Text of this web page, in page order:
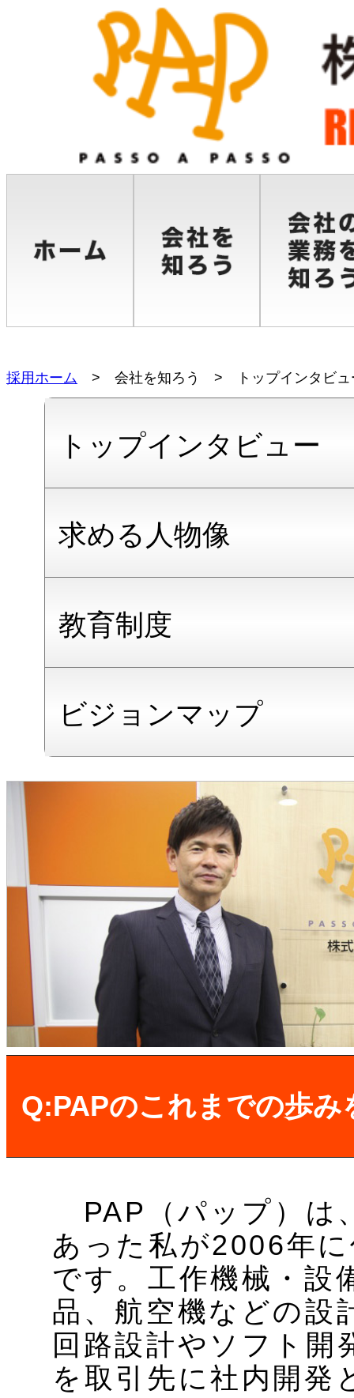
採用ホーム > 会社を知ろう > トップインタビュ
トップインタビュー
求める人物像
教育制度
ビジョンマップ
Q:PAPのこれまでの歩
PAP（パップ）は
あった私が2006年
です。工作機械・設
品、航空機などの設
回路設計やソフト開
を取引先に社内開発